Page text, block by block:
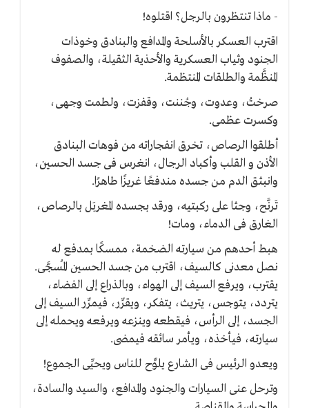
- ماذا تنتظرون بالرجل؟ اقتلوه!
اقترب العسكر بالأسلحة والمدافع والبنادق وخوذات
الجنود وثياب العسكرية والأحذية الثقيلة، والصفوف
المنظَّمة والطلقات المنتظمة.
صرختُ، وعدوت، وجُننت، وقفزت، ولطمت وجهى،
وكسرت عظمى.
أطلقوا الرصاص، تخرق انفجاراته من فوهات البنادق
الأذن و القلب وأكباد الرجال، انغرس فى جسد الحسين،
وانبثق الدم من جسده مندفعًا غريزًا طاهرًا.
تَرنَّح، وجثا على ركبتيه، ورقد بجسده المغربَل بالرصاص،
الغارق فى الدماء، ومات!
هبط أحدهم من سيارته الضخمة، ممسكًا بمدفع له
نصل معدنى كالسيف، اقترب من جسد الحسين المُسجَّى.
يقترب، ويرفع السيف إلى الهواء، وبالذراع إلى الفضاء،
يتردد، يتوجس، يتريث، يتفكر، ويقرِّر، فيمرِّر السيف إلى
الجسد، إلى الرأس، فيقطعه وينزعه ويرفعه ويحمله إلى
سيارته، فيأخذه، ويأمر سائقه فيمضى.
ويعدو الرئيس فى الشارع يلوِّح للناس ويحيِّى الجموع!
وترحل عنى السيارات والجنود والمدافع، والسيد والسادة،